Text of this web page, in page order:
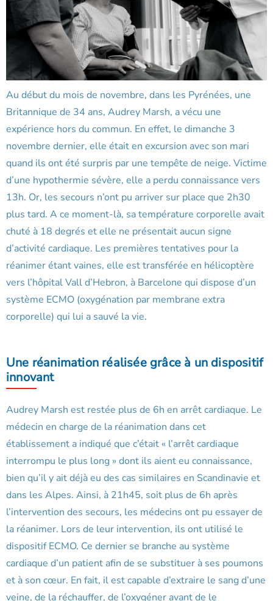
Au début du mois de novembre, dans les Pyrénées, une
Britannique de 34 ans, Audrey Marsh, a vécu une
expérience hors du commun. En effet, le dimanche 3
novembre dernier, elle était en excursion avec son mari
quand ils ont été surpris par une tempête de neige. Victime
d’une hypothermie sévère, elle a perdu connaissance vers
13h. Or, les secours n’ont pu arriver sur place que 2h30
plus tard. A ce moment-là, sa température corporelle avait
chuté à 18 degrés et elle ne présentait aucun signe
d’activité cardiaque. Les premières tentatives pour la
réanimer étant vaines, elle est transférée en hélicoptère
vers l’hôpital Vall d’Hebron, à Barcelone qui dispose d’un
système ECMO (oxygénation par membrane extra
corporelle) qui lui a sauvé la vie.
Une réanimation réalisée grâce à un dispositif
innovant
Audrey Marsh est restée plus de 6h en arrêt cardiaque. Le
médecin en charge de la réanimation dans cet
établissement a indiqué que c’était « l’arrêt cardiaque
interrompu le plus long » dont ils aient eu connaissance,
bien qu’il y ait déjà eu des cas similaires en Scandinavie et
dans les Alpes. Ainsi, à 21h45, soit plus de 6h après
l’intervention des secours, les médecins ont pu essayer de
la réanimer. Lors de leur intervention, ils ont utilisé le
dispositif ECMO. Ce dernier se branche au système
cardiaque d’un patient afin de se substituer à ses poumons
et à son cœur. En fait, il est capable d’extraire le sang d’une
veine, de la réchauffer, de l’oxygéner avant de le